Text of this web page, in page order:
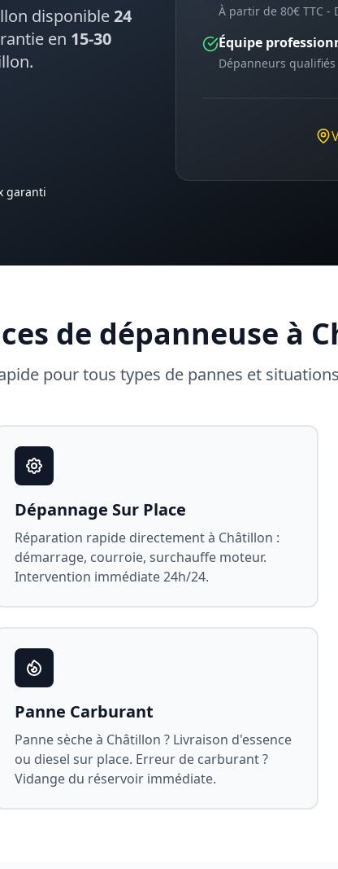
disponible24
en 15-30
.
garanti
À partir de 80€ TTC
Équipe
Dépanneurs
de dépanneuse à
pour tous types de pannes et
Dépannage Sur Place
Réparation rapide directement à Châtillon :
démarrage, courroie, surchauffe moteur.
Intervention immédiate 24h/24.
Panne Carburant
Panne sèche à Châtillon ? Livraison d'essence
ou diesel sur place. Erreur de carburant ?
Vidange du réservoir immédiate.